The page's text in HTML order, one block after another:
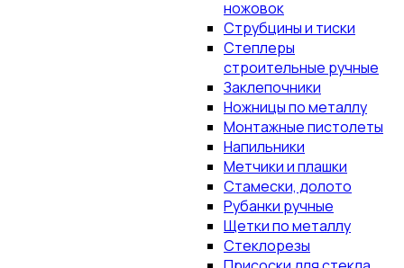
ножовок
Струбцины и тиски
Степлеры
строительные ручные
Заклепочники
Ножницы по металлу
Монтажные пистолеты
Напильники
Метчики и плашки
Стамески, долото
Рубанки ручные
Щетки по металлу
Стеклорезы